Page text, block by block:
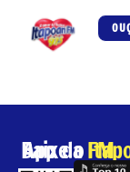
Baixe o App daItapoan FM